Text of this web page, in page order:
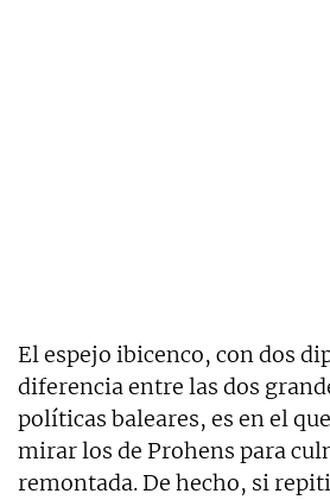
El espejo ibicenco, con dos
diferencia entre las dos
políticas baleares, es en el
mirar los de Prohens para
remontada. De hecho, si